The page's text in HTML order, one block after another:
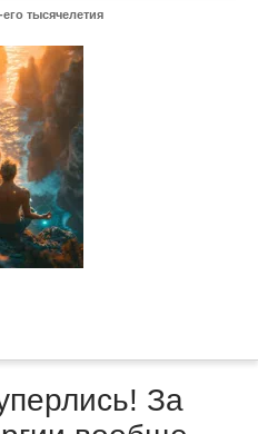
тысячелетия
За